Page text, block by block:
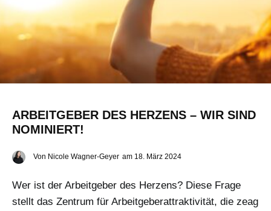
ARBEITGEBER DES HERZENS – WIR SIND
NOMINIERT!
Von Nicole Wagner-Geyer am 18. März 2024
Wer ist der Arbeitgeber des Herzens? Diese Frage
stellt das Zentrum für Arbeitgeberattraktivität, die zeag